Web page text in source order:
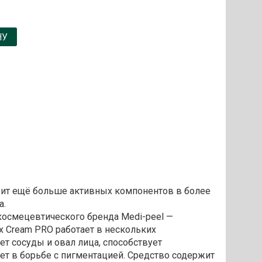
ещё больше активных компонентов в более
бренда Medi-peel —
PRO работает в нескольких
сосуды и овал лица, способствует
в борьбе с пигментацией. Средство содержит